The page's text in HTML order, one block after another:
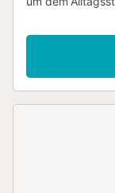
Bäder, eine voll
Wohnzimmer.
Wohnzimmer
haben Zugang